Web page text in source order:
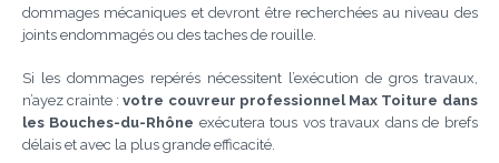
dommages mécaniques et devront être recherchées au niveau des
joints endommagés ou des taches de rouille.
Si les dommages repérés nécessitent l’exécution de gros travaux,
n’ayez crainte : votre couvreur professionnel Max Toiture dans
les Bouches-du-Rhône exécutera tous vos travaux dans de brefs
délais et avec la plus grande efficacité.